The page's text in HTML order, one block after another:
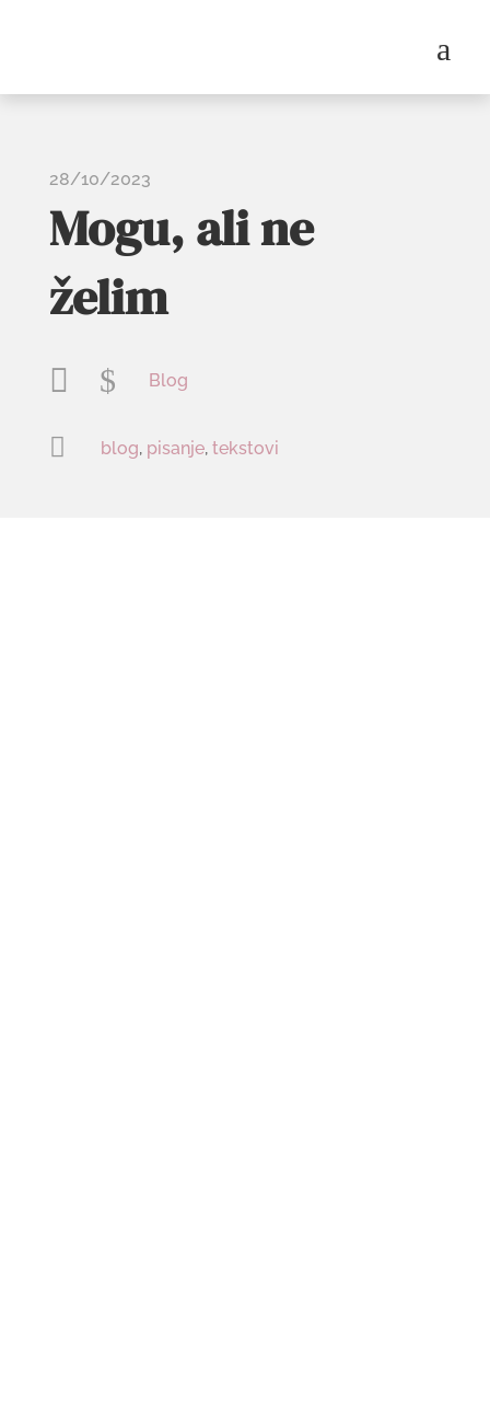
a
28/10/2023
Mogu, ali ne
želim
 $ Blog
 blog, pisanje, tekstovi